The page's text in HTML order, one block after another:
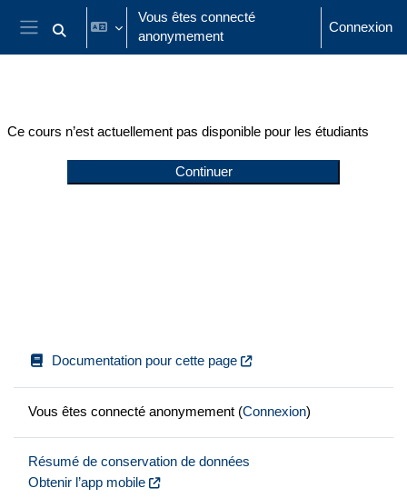
Passer au contenu principal
Panneau latéral
Activer/désactiver la saisie de recherche
Vous êtes connecté
anonymement
Connexion
Ce cours n’est actuellement pas disponible pour les étudiants
Continuer
Documentation pour cette page
Vous êtes connecté anonymement (Connexion)
Résumé de conservation de données
Obtenir l’app mobile